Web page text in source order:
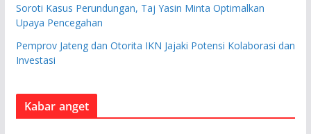
Soroti Kasus Perundungan, Taj Yasin Minta Optimalkan
Upaya Pencegahan
Pemprov Jateng dan Otorita IKN Jajaki Potensi Kolaborasi dan
Investasi
Kabar anget